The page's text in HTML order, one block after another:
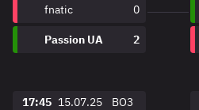
fnatic
0
Passion UA 2
17:45 15.07.25
BO3